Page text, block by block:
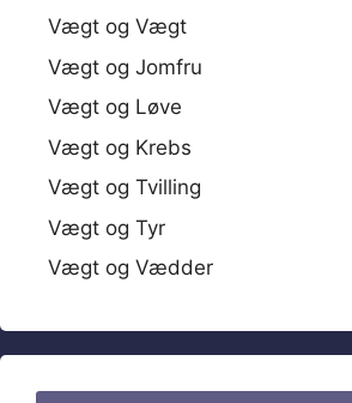
Vægt og Vægt
Vægt og Jomfru
Vægt og Løve
Vægt og Krebs
Vægt og Tvilling
Vægt og Tyr
Vægt og Vædder